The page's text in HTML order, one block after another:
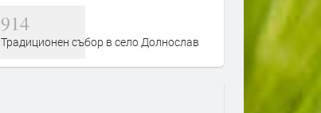
914
Традиционен събор в село Долнослав